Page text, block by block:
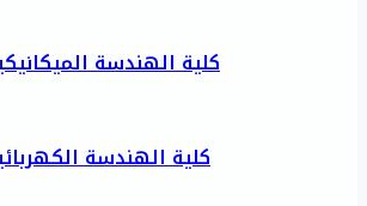
كلية الهندسة
كلية الهندسة